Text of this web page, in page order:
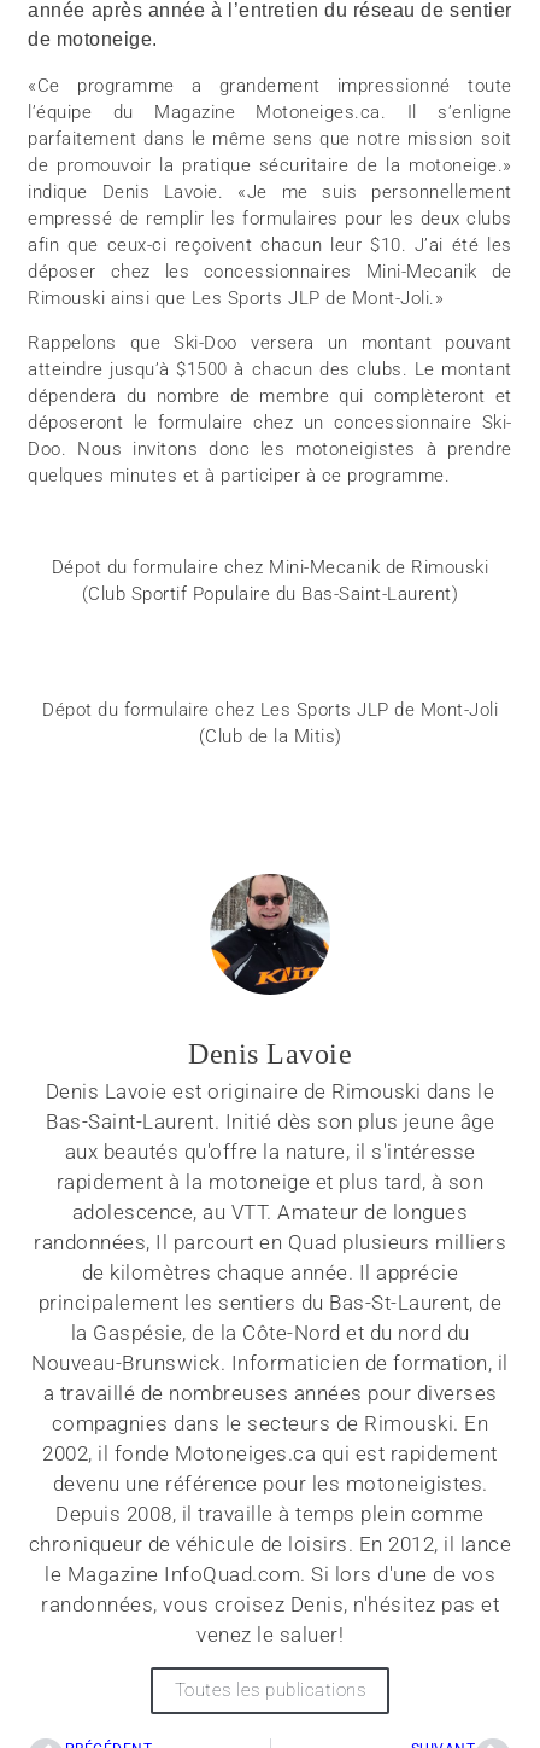
année après année à l’entretien du réseau de sentier
de motoneige.
«Ce programme a grandement impressionné toute
l’équipe du Magazine Motoneiges.ca. Il s’enligne
parfaitement dans le même sens que notre mission soit
de promouvoir la pratique sécuritaire de la motoneige.»
indique Denis Lavoie. «Je me suis personnellement
empressé de remplir les formulaires pour les deux clubs
afin que ceux-ci reçoivent chacun leur $10. J’ai été les
déposer chez les concessionnaires Mini-Mecanik de
Rimouski ainsi que Les Sports JLP de Mont-Joli.»
Rappelons que Ski-Doo versera un montant pouvant
atteindre jusqu’à $1500 à chacun des clubs. Le montant
dépendera du nombre de membre qui complèteront et
déposeront le formulaire chez un concessionnaire Ski-
Doo. Nous invitons donc les motoneigistes à prendre
quelques minutes et à participer à ce programme.
Dépot du formulaire chez Mini-Mecanik de Rimouski
(Club Sportif Populaire du Bas-Saint-Laurent)
Dépot du formulaire chez Les Sports JLP de Mont-Joli
(Club de la Mitis)
Denis Lavoie
Denis Lavoie est originaire de Rimouski dans le
Bas-Saint-Laurent. Initié dès son plus jeune âge
aux beautés qu'offre la nature, il s'intéresse
rapidement à la motoneige et plus tard, à son
adolescence, au VTT. Amateur de longues
randonnées, Il parcourt en Quad plusieurs milliers
de kilomètres chaque année. Il apprécie
principalement les sentiers du Bas-St-Laurent, de
la Gaspésie, de la Côte-Nord et du nord du
Nouveau-Brunswick. Informaticien de formation, il
a travaillé de nombreuses années pour diverses
compagnies dans le secteurs de Rimouski. En
2002, il fonde Motoneiges.ca qui est rapidement
devenu une référence pour les motoneigistes.
Depuis 2008, il travaille à temps plein comme
chroniqueur de véhicule de loisirs. En 2012, il lance
le Magazine InfoQuad.com. Si lors d'une de vos
randonnées, vous croisez Denis, n'hésitez pas et
venez le saluer!
Toutes les publications